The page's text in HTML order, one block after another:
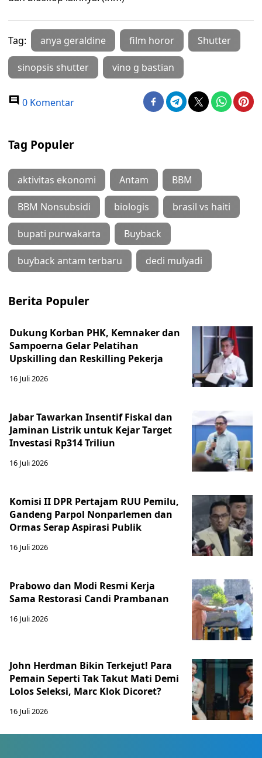
Tag: anya geraldine film horor Shutter
sinopsis shutter vino g bastian
0 Komentar
Tag Populer
aktivitas ekonomi Antam BBM
BBM Nonsubsidi biologis brasil vs haiti
bupati purwakarta Buyback
buyback antam terbaru dedi mulyadi
Berita Populer
Dukung Korban PHK, Kemnaker dan
Sampoerna Gelar Pelatihan
Upskilling dan Reskilling Pekerja
16 Juli 2026
Jabar Tawarkan Insentif Fiskal dan
Jaminan Listrik untuk Kejar Target
Investasi Rp314 Triliun
16 Juli 2026
Komisi II DPR Pertajam RUU Pemilu,
Gandeng Parpol Nonparlemen dan
Ormas Serap Aspirasi Publik
16 Juli 2026
Prabowo dan Modi Resmi Kerja
Sama Restorasi Candi Prambanan
16 Juli 2026
John Herdman Bikin Terkejut! Para
Pemain Seperti Tak Takut Mati Demi
Lolos Seleksi, Marc Klok Dicoret?
16 Juli 2026